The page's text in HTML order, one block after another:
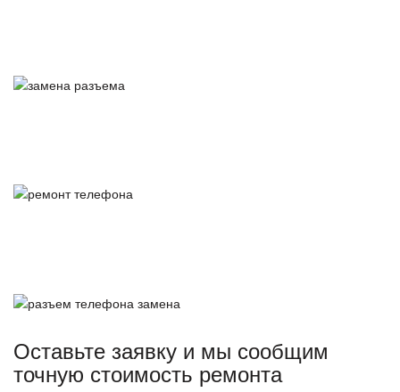
Оставьте заявку и мы сообщим
точную стоимость ремонта